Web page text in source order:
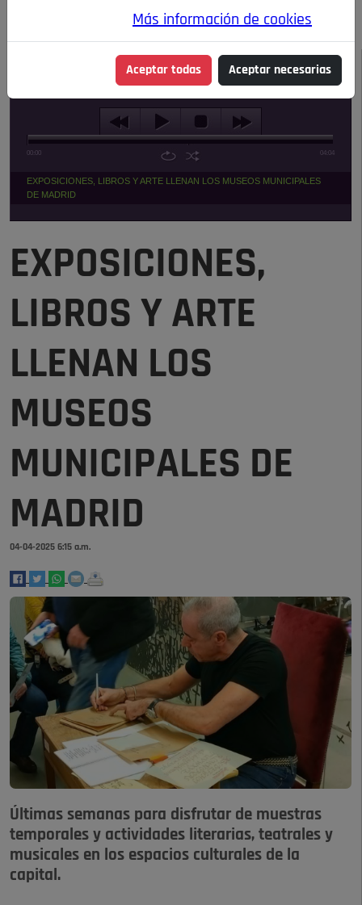
NOTICIAS
Escucha el audio de esta noticia:
00:00 04:04
EXPOSICIONES, LIBROS Y ARTE LLENAN LOS MUSEOS MUNICIPALES
DE MADRID
EXPOSICIONES,
LIBROS Y ARTE
LLENAN LOS
MUSEOS
MUNICIPALES DE
MADRID
04-04-2025 6:15 a.m.
Últimas semanas para disfrutar de muestras
temporales y actividades literarias, teatrales y
musicales en los espacios culturales de la
capital.
Más información de cookies
Aceptar todas Aceptar necesarias